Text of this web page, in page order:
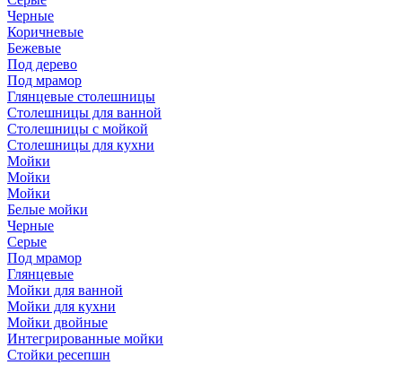
Черные
Коричневые
Бежевые
Под дерево
Под мрамор
Глянцевые столешницы
Столешницы для ванной
Столешницы с мойкой
Столешницы для кухни
Мойки
Мойки
Мойки
Белые мойки
Черные
Серые
Под мрамор
Глянцевые
Мойки для ванной
Мойки для кухни
Мойки двойные
Интегрированные мойки
Стойки ресепшн